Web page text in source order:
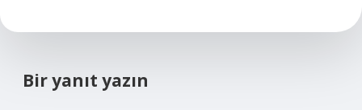
Bir yanıt yazın